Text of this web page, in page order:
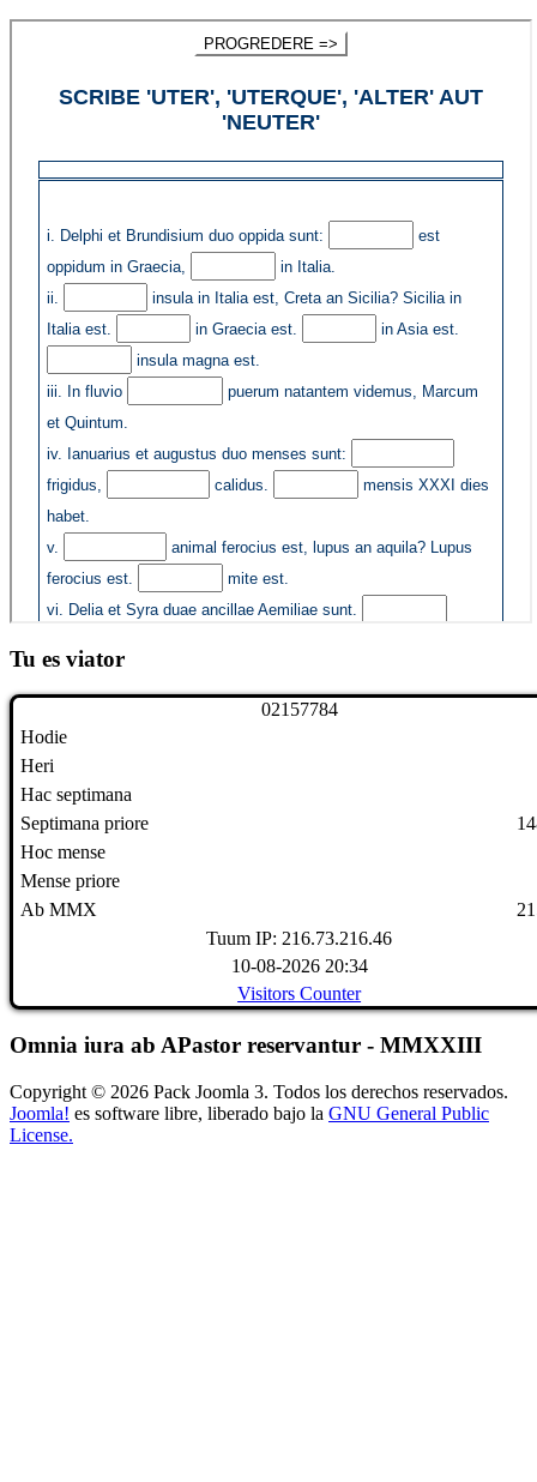
Tu es viator
02157784
Hodie
Heri
Hac septimana
Septimana priore
Hoc mense
Mense priore
Ab MMX
Tuum IP: 216.73.216.46
10-08-2026 20:34
Visitors Counter
Omnia iura ab APastor reservantur - MMXXIII
Copyright © 2026 Pack Joomla 3. Todos los derechos reservados.
Joomla! es software libre, liberado bajo la GNU General Public
License.